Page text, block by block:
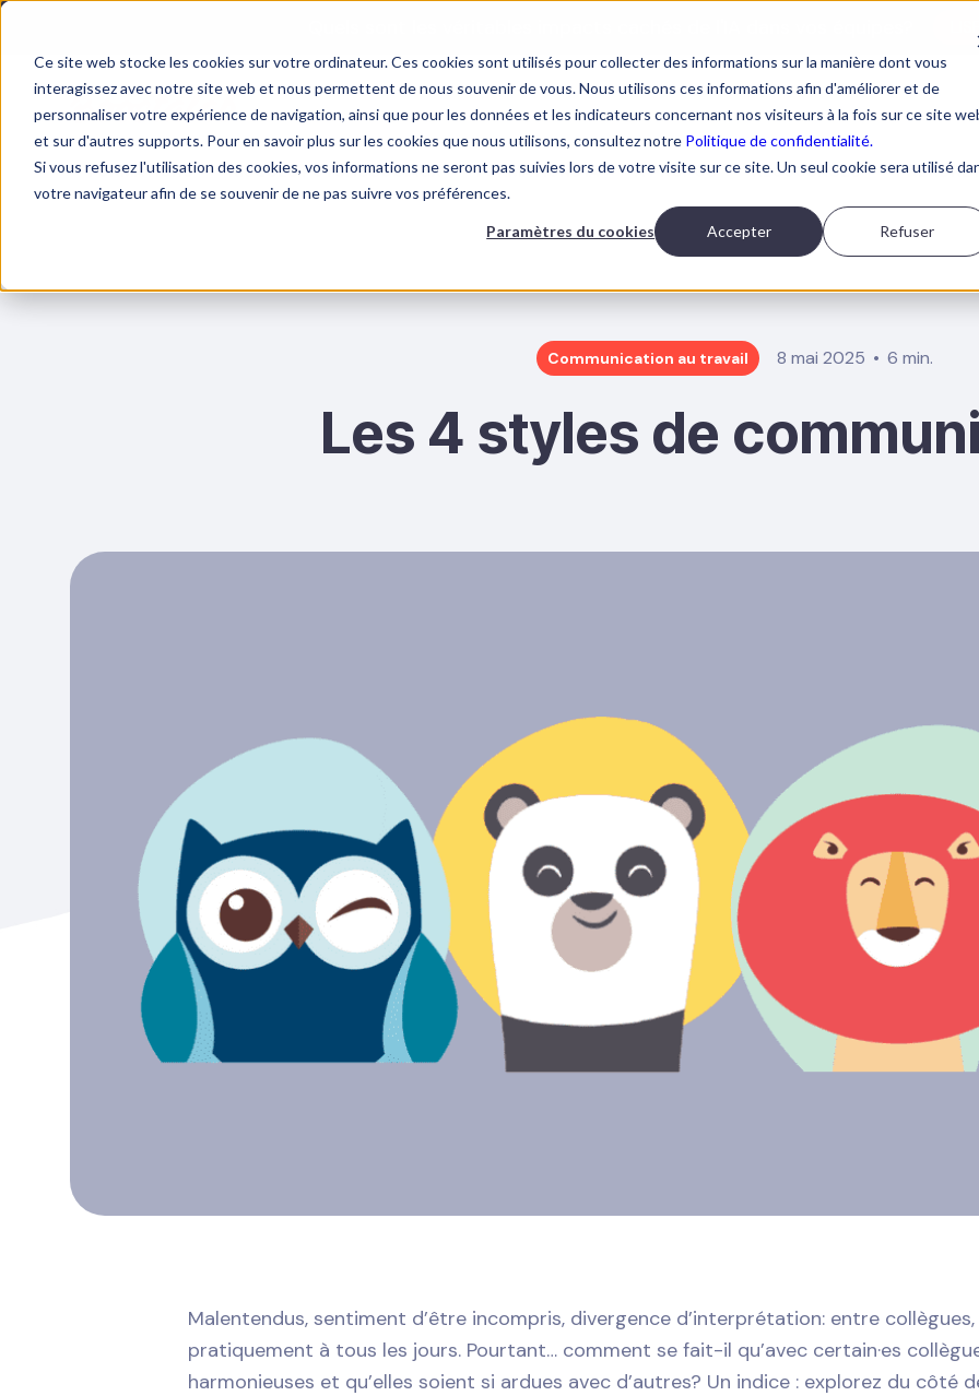
Ce site web stocke les cookies sur votre ordinateur. Ces cookies sont utilisés pour collecter des informations sur la manière dont vous
interagissez avec notre site web et nous permettent de nous souvenir de vous. Nous utilisons ces informations afin d'améliorer et de
personnaliser votre expérience de navigation, ainsi que pour les données et les indicateurs concernant nos visiteurs à la fois sur ce site
et sur d'autres supports. Pour en savoir plus sur les cookies que nous utilisons, consultez notre Politique de confidentialité.
Si vous refusez l'utilisation des cookies, vos informations ne seront pas suivies lors de votre visite sur ce site. Un seul cookie sera utilisé
votre navigateur afin de se souvenir de ne pas suivre vos préférences.
Paramètres du cookies Accepter Refuser
FORMATIONS RISQUES PSYCHOSOCIAUX FORMATIONS IA À PROPOS RESSOURCES PRENDRE
Communication au travail 8 mai 2025 6 min.
Les 4 styles de
Malentendus, sentiment d’être incompris, divergence d’interprétation: entre
pratiquement à tous les jours. Pourtant… comment se fait-il qu’avec certain·es
harmonieuses et qu’elles soient si ardues avec d’autres? Un indice : explorez du côté